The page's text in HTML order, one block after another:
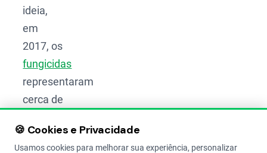
ideia,
em
2017, os
fungicidas
representaram
cerca de
todos os
🍪 Cookies e Privacidade
Usamos cookies para melhorar sua experiência, personalizar